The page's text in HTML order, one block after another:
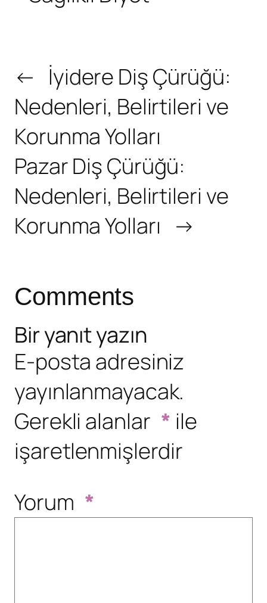
← İyidere Diş Çürüğü:
Nedenleri, Belirtileri ve
Korunma Yolları
Pazar Diş Çürüğü:
Nedenleri, Belirtileri ve
Korunma Yolları →
Comments
Bir yanıt yazın
E-posta adresiniz
yayınlanmayacak.
Gerekli alanlar * ile
işaretlenmişlerdir
Yorum *